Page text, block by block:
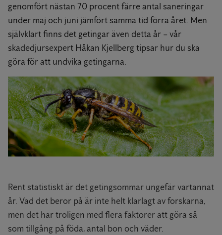
genomfört nästan 70 procent färre antal saneringar
under maj och juni jämfört samma tid förra året. Men
självklart finns det getingar även detta år – vår
skadedjursexpert Håkan Kjellberg tipsar hur du ska
göra för att undvika getingarna.
Rent statistiskt är det getingsommar ungefär vartannat
år. Vad det beror på är inte helt klarlagt av forskarna,
men det har troligen med flera faktorer att göra så
som tillgång på föda, antal bon och väder.